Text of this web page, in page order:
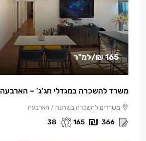
165 ₪ /למ"ר
משרד להשכרה במגדלי חג’ג’ – הארבעה 366 מ”ר
משרדים להשכרה בשרונה / הארבעה
366
165
38